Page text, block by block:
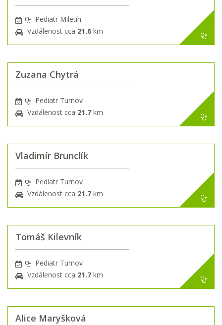
Pediatr Miletín
Vzdálenost cca 21.6 km
Zuzana Chytrá
Pediatr Turnov
Vzdálenost cca 21.7 km
Vladimír Brunclík
Pediatr Turnov
Vzdálenost cca 21.7 km
Tomáš Kilevník
Pediatr Turnov
Vzdálenost cca 21.7 km
Alice Maryšková